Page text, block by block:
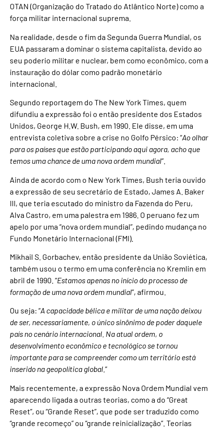
OTAN (Organização do Tratado do Atlântico Norte) como a
força militar internacional suprema.
Na realidade, desde o fim da Segunda Guerra Mundial, os
EUA passaram a dominar o sistema capitalista, devido ao
seu poderio militar e nuclear, bem como econômico, com a
instauração do dólar como padrão monetário
internacional.
Segundo reportagem do The New York Times, quem
difundiu a expressão foi o então presidente dos Estados
Unidos, George H.W. Bush, em 1990. Ele disse, em uma
entrevista coletiva sobre a crise no Golfo Pérsico: “Ao olhar
para os países que estão participando aqui agora, acho que
temos uma chance de uma nova ordem mundial”.
Ainda de acordo com o New York Times, Bush teria ouvido
a expressão de seu secretário de Estado, James A. Baker
III, que teria escutado do ministro da Fazenda do Peru,
Alva Castro, em uma palestra em 1986. O peruano fez um
apelo por uma “nova ordem mundial”, pedindo mudança no
Fundo Monetário Internacional (FMI).
Mikhail S. Gorbachev, então presidente da União Soviética,
também usou o termo em uma conferência no Kremlin em
abril de 1990. “Estamos apenas no início do processo de
formação de uma nova ordem mundial”, afirmou.
Ou seja: “A capacidade bélica e militar de uma nação deixou
de ser, necessariamente, o único sinônimo de poder daquele
país no cenário internacional. Na atual ordem, o
desenvolvimento econômico e tecnológico se tornou
importante para se compreender como um território está
inserido na geopolítica global. ”
Mais recentemente, a expressão Nova Ordem Mundial vem
aparecendo ligada a outras teorias, como a do “Great
Reset”, ou “Grande Reset”, que pode ser traduzido como
“grande recomeço” ou “grande reinicialização”. Teorias